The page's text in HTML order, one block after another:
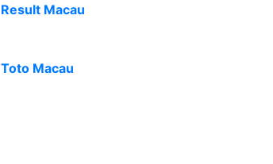
Result Macau
Toto Macau